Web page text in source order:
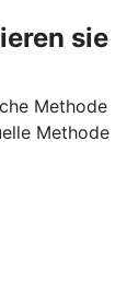
sie
Methode
Methode